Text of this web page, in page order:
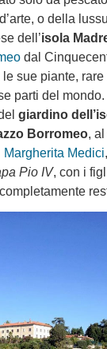
o della
dell’isola
dal
le sue piante,
parti del mondo.
giardino
Borromeo,
Margherita Medici
Pio IV, con i